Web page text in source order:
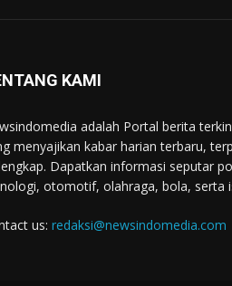
KAMI
adalah Portal berita
menyajikan kabar harian terbaru,
Dapatkan informasi seputar
otomotif, olahraga, bola, serta
us: redaksi@newsindomedia.com